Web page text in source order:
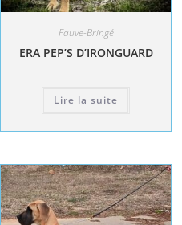
Fauve-Bringé
ERA PEP’S D’IRONGUARD
Lire la suite